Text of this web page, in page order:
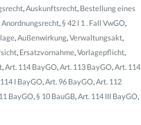
,Auskunftsrecht, Bestellung eines
Anordnungsrecht,§ 42 I 1 . Fall VwGO,
,Außenwirkung,Verwaltungsakt,
, Ersatzvornahme,Vorlagepflicht,
,Art. 114 BayGO,Art. 113 BayGO,Art. 114
I BayGO,Art. 96 BayGO,Art. 112
BayGO,§ 10 BauGB,Art. 114 III BayGO,